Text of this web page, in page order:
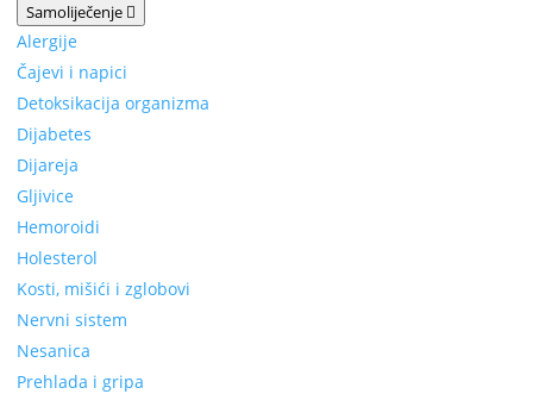
Samoliječenje
Alergije
Čajevi i napici
Detoksikacija organizma
Dijabetes
Dijareja
Gljivice
Hemoroidi
Holesterol
Kosti, mišići i zglobovi
Nervni sistem
Nesanica
Prehlada i gripa